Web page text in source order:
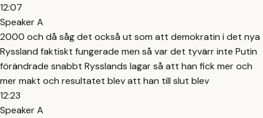
12:07
Speaker A
2000 och då såg det också ut som att demokratin i det nya
Ryssland faktiskt fungerade men så var det tyvärr inte Putin
förändrade snabbt Rysslands lagar så att han fick mer och
mer makt och resultatet blev att han till slut blev
12:23
Speaker A